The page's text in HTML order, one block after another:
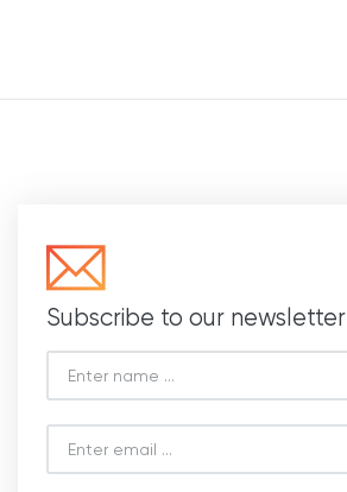
Subscribe to our newsletter